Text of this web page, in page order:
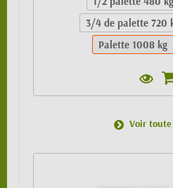
3/4 de palette 720
Palette 1008 kg
Voir toute